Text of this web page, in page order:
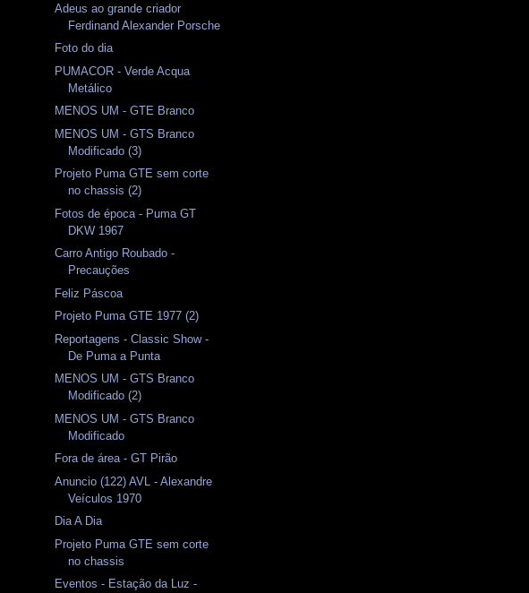
Adeus ao grande criador
Ferdinand Alexander Porsche
Foto do dia
PUMACOR - Verde Acqua
Metálico
MENOS UM - GTE Branco
MENOS UM - GTS Branco
Modificado (3)
Projeto Puma GTE sem corte
no chassis (2)
Fotos de época - Puma GT
DKW 1967
Carro Antigo Roubado -
Precauções
Feliz Páscoa
Projeto Puma GTE 1977 (2)
Reportagens - Classic Show -
De Puma a Punta
MENOS UM - GTS Branco
Modificado (2)
MENOS UM - GTS Branco
Modificado
Fora de área - GT Pirão
Anuncio (122) AVL - Alexandre
Veículos 1970
Dia A Dia
Projeto Puma GTE sem corte
no chassis
Eventos - Estação da Luz -